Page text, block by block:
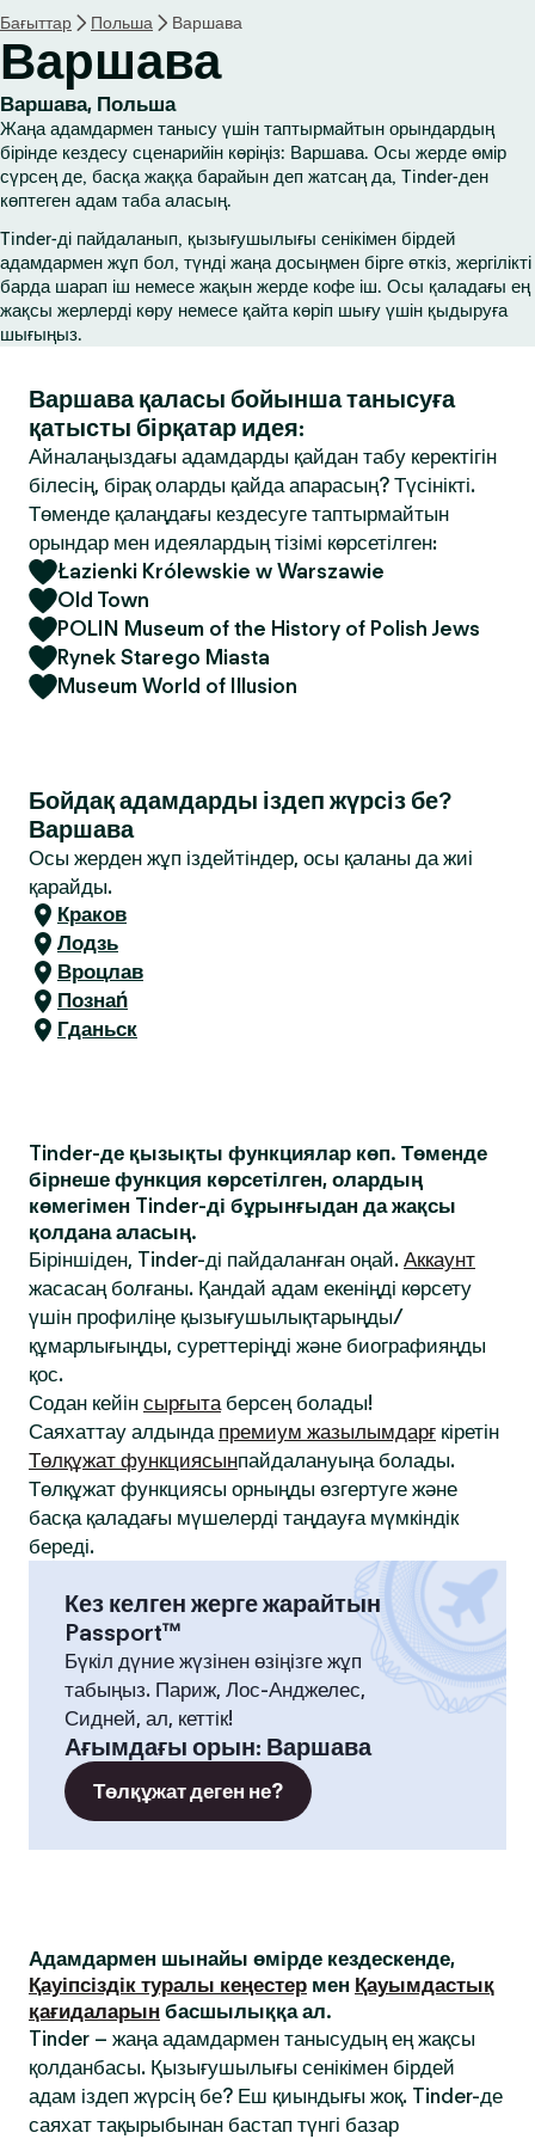
Бағыттар Польша Варшава
Варшава
Варшава, Польша
Жаңа адамдармен танысу үшін таптырмайтын орындардың
бірінде кездесу сценарийін көріңіз: Варшава. Осы жерде өмір
сүрсең де, басқа жаққа барайын деп жатсаң да, Tinder-ден
көптеген адам таба аласың.
Tinder-ді пайдаланып, қызығушылығы сенікімен бірдей
адамдармен жұп бол, түнді жаңа досыңмен бірге өткіз, жергілікті
барда шарап іш немесе жақын жерде кофе іш. Осы қаладағы ең
жақсы жерлерді көру немесе қайта көріп шығу үшін қыдыруға
шығыңыз.
Варшава қаласы бойынша танысуға
қатысты бірқатар идея:
Айналаңыздағы адамдарды қайдан табу керектігін
білесің, бірақ оларды қайда апарасың? Түсінікті.
Төменде қалаңдағы кездесуге таптырмайтын
орындар мен идеялардың тізімі көрсетілген:
Łazienki Królewskie w Warszawie
Old Town
POLIN Museum of the History of Polish Jews
Rynek Starego Miasta
Museum World of Illusion
Бойдақ адамдарды іздеп жүрсіз бе?
Варшава
Осы жерден жұп іздейтіндер, осы қаланы да жиі
қарайды.
Краков
Лодзь
Вроцлав
Познаń
Гданьск
Tinder-де қызықты функциялар көп. Төменде
бірнеше функция көрсетілген, олардың
көмегімен Tinder-ді бұрынғыдан да жақсы
қолдана аласың.
Біріншіден, Tinder-ді пайдаланған оңай. Аккаунт
жасасаң болғаны. Қандай адам екеніңді көрсету
үшін профиліңе қызығушылықтарыңды/
құмарлығыңды, суреттеріңді және биографияңды
қос.
Содан кейін сырғытаберсең болады!
Саяхаттау алдында премиум жазылымдарғ кіретін
Төлқұжат функциясынпайдалануыңа болады.
Төлқұжат функциясы орныңды өзгертуге және
басқа қаладағы мүшелерді таңдауға мүмкіндік
береді.
Кез келген жерге жарайтын
Passport™
Бүкіл дүние жүзінен өзіңізге жұп
табыңыз. Париж, Лос-Анджелес,
Сидней, ал, кеттік!
Ағымдағы орын: Варшава
Төлқұжат деген не?
Адамдармен шынайы өмірде кездескенде,
Қауіпсіздік туралы кеңестер мен Қауымдастық
қағидаларын басшылыққа ал.
Tinder – жаңа адамдармен танысудың ең жақсы
қолданбасы. Қызығушылығы сенікімен бірдей
адам іздеп жүрсің бе? Еш қиындығы жоқ. Tinder-де
саяхат тақырыбынан бастап түнгі базар